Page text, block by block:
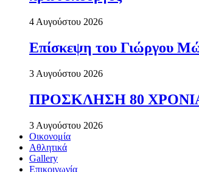
4 Αυγούστου 2026
Επίσκεψη του Γιώργου
3 Αυγούστου 2026
ΠΡΟΣΚΛΗΣΗ 80
3 Αυγούστου 2026
Οικονομία
Αθλητικά
Gallery
Επικοινωνία